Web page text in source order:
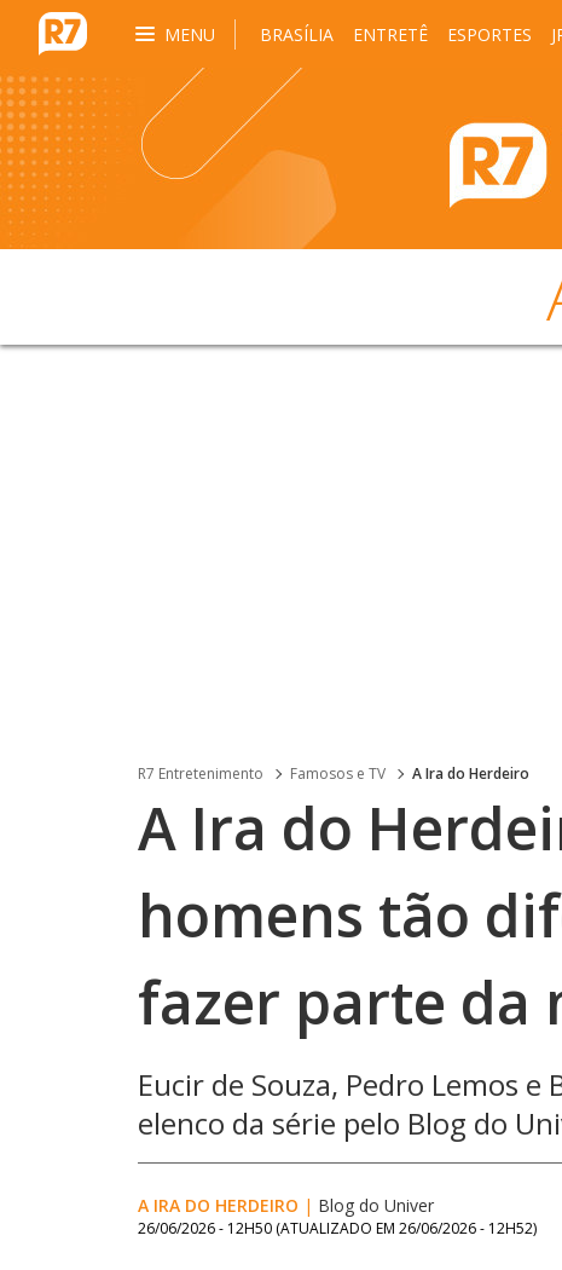
MENU BRASÍLIA ENTRETÊ ESPORTES
R7 Entretenimento Famosos e TV A Ira do Herdeiro
A Ira do
homens tão
fazer parte da
Eucir de Souza, Pedro Lemos
elenco da série pelo Blog do
A IRA DO HERDEIRO | Blog do Univer
26/06/2026 - 12H50 (ATUALIZADO EM 26/06/2026 - 12H52)